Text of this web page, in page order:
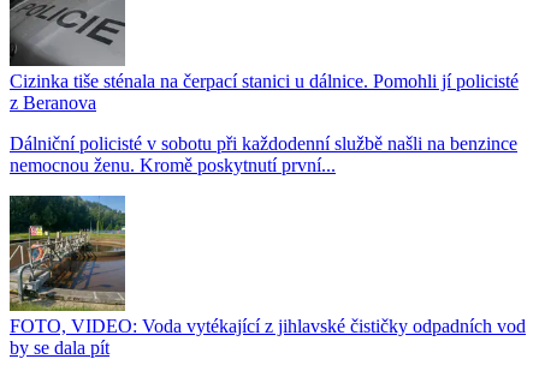
Cizinka tiše sténala na čerpací stanici u dálnice. Pomohli jí policisté
z Beranova
Dálniční policisté v sobotu při každodenní službě našli na benzince
nemocnou ženu. Kromě poskytnutí první...
FOTO, VIDEO: Voda vytékající z jihlavské čističky odpadních vod
by se dala pít